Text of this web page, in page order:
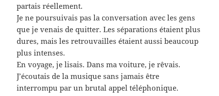
partais réellement.
Je ne poursuivais pas la conversation avec les gens
que je venais de quitter. Les séparations étaient plus
dures, mais les retrouvailles étaient aussi beaucoup
plus intenses.
En voyage, je lisais. Dans ma voiture, je rêvais.
J’écoutais de la musique sans jamais être
interrompu par un brutal appel téléphonique.